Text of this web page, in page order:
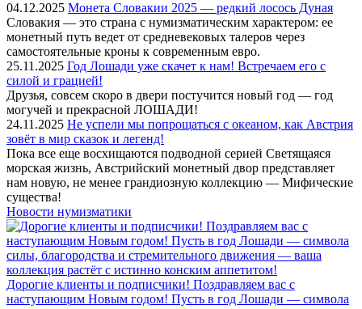
04.12.2025 Монета Словакии 2025 — редкий лосось Дуная
Словакия — это страна с нумизматическим характером: ее
монетный путь ведет от средневековых талеров через
самостоятельные кроны к современным евро.
25.11.2025 Год Лошади уже скачет к нам! Встречаем его с
силой и грацией!
Друзья, совсем скоро в двери постучится новый год — год
могучей и прекрасной ЛОШАДИ!
24.11.2025 Не успели мы попрощаться с океаном, как Австрия
зовёт в мир сказок и легенд!
Пока все еще восхищаются подводной серией Светящаяся
морская жизнь, Австрийский монетный двор представляет
нам новую, не менее грандиозную коллекцию — Мифические
существа!
Новости нумизматики
Дорогие клиенты и подписчики! Поздравляем вас с
наступающим Новым годом! Пусть в год Лошади — символа